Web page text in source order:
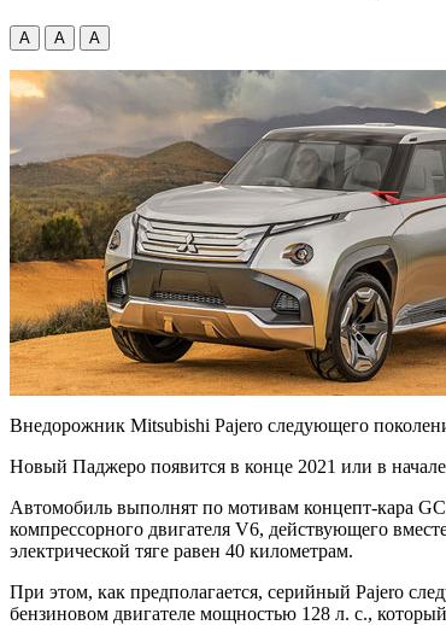
А А А
Внедорожник Mitsubishi Pajero следующего
Новый Паджеро появится в конце 2021 или в
Автомобиль выполнят по мотивам концепт-кара
компрессорного двигателя V6, действующего
электрической тяге равен 40 километрам.
При этом, как предполагается, серийный Pajero
бензиновом двигателе мощностью 128 л. с.,